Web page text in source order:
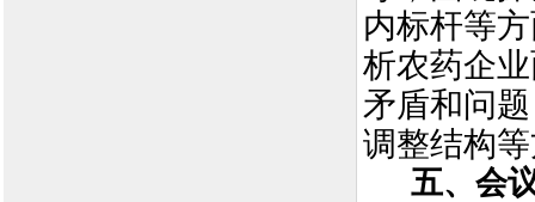
内标杆等
析农药企
矛盾和问
调整结构
五、会